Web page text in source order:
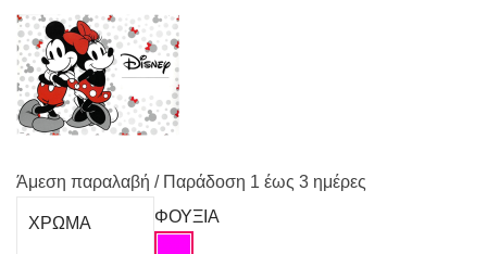
Άμεση παραλαβή / Παράδoση 1 έως 3 ημέρες
ΧΡΩΜΑ ΦΟΥΞΙΑ